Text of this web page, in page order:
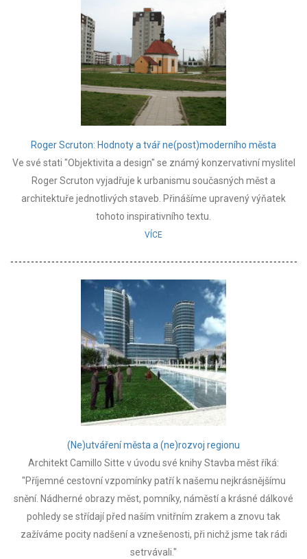
Roger Scruton: Hodnoty a tvář ne(post)moderního města
Ve své stati "Objektivita a design" se známý konzervativní myslitel
Roger Scruton vyjadřuje k urbanismu současných měst a
architektuře jednotlivých staveb. Přinášíme upravený výňatek
tohoto inspirativního textu.
VÍCE
(Ne)utváření města a (ne)rozvoj regionu
Architekt Camillo Sitte v úvodu své knihy Stavba měst říká:
"Příjemné cestovní vzpomínky patří k našemu nejkrásnějšímu
snění. Nádherné obrazy měst, pomníky, náměstí a krásné dálkové
pohledy se střídají před naším vnitřním zrakem a znovu tak
zažíváme pocity nadšení a vznešenosti, při nichž jsme tak rádi
setrvávali."